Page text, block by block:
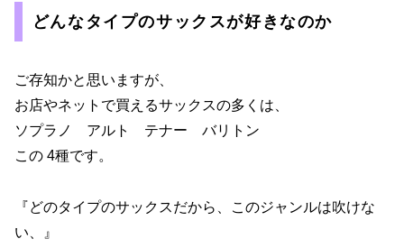
どんなタイプのサックスが好きなのか
ご存知かと思いますが、
お店やネットで買えるサックスの多くは、
ソプラノ アルト テナー バリトン
この 4種です。
『どのタイプのサックスだから、このジャンルは吹けな
い、』